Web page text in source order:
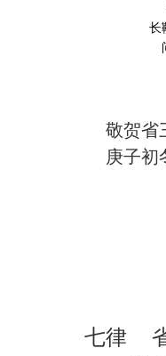
长
敬贺省三郎
庚子初冬
七律